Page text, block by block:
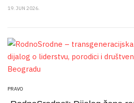
19. JUN 2026.
PRAVO